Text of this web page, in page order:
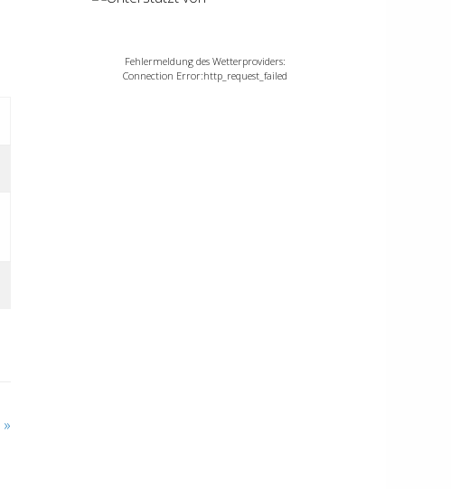
»
Fehlermeldung des Wetterproviders:
Connection Error:http_request_failed